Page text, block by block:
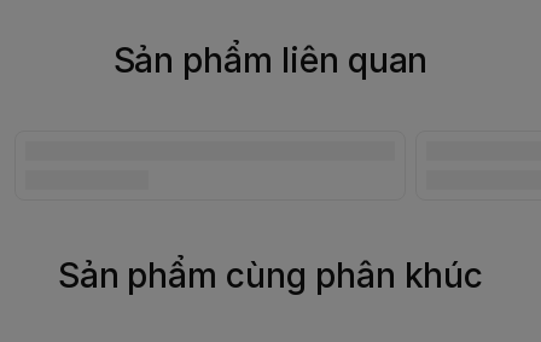
Sản phẩm liên quan
Sản phẩm cùng phân khúc